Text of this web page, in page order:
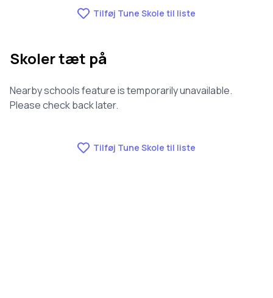
Tilføj Tune Skole til liste
Skoler tæt på
Nearby schools feature is temporarily unavailable.
Please check back later.
Tilføj Tune Skole til liste